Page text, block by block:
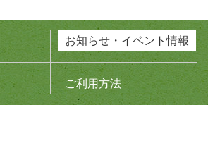
お知らせ・イベント情報
ご利用方法